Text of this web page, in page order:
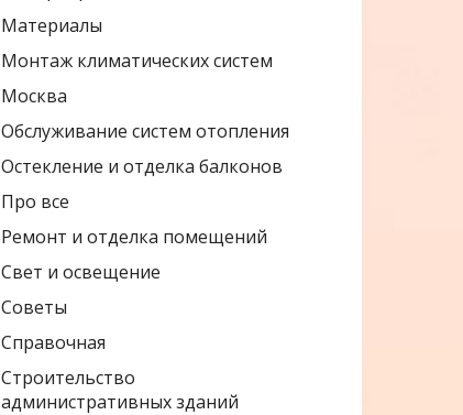
Материалы
Монтаж климатических систем
Москва
Обслуживание систем отопления
Остекление и отделка балконов
Про все
Ремонт и отделка помещений
Свет и освещение
Советы
Справочная
Строительство
административных зданий